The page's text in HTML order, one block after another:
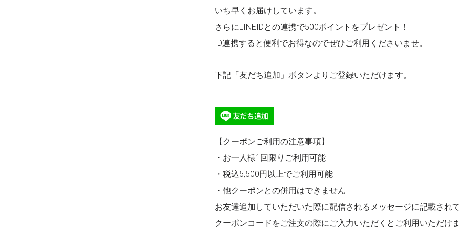
いち早くお届けしています。
さらにLINEIDとの連携で500ポイントをプレゼント！
ID連携すると便利でお得なのでぜひご利用くださいませ。
下記「友だち追加」ボタンよりご登録いただけます。
【クーポンご利用の注意事項】
・お一人様1回限りご利用可能
・税込5,500円以上でご利用可能
・他クーポンとの併用はできません
お友達追加していただいた際に配信されるメッセージに記載され
クーポンコードをご注文の際にご入力いただくとご利用いただけま